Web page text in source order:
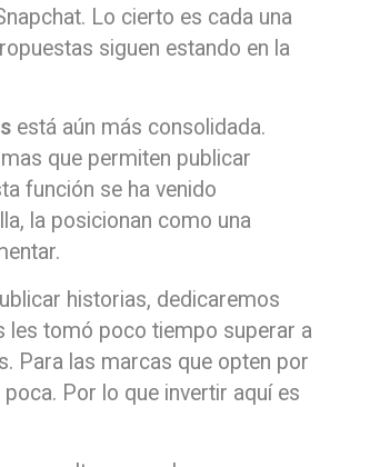
Lo cierto es cada una
siguen estando en la
está aún más consolidada.
que permiten publicar
función se ha venido
la posicionan como una
historias, dedicaremos
les tomó poco tiempo superar a
Para las marcas que opten por
Por lo que invertir aquí es